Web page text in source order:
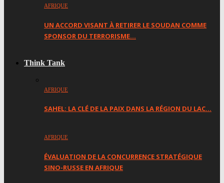
AFRIQUE
UN ACCORD VISANT À RETIRER LE SOUDAN COMME
SPONSOR DU TERRORISME…
Think Tank
AFRIQUE
SAHEL: LA CLÉ DE LA PAIX DANS LA RÉGION DU LAC…
AFRIQUE
ÉVALUATION DE LA CONCURRENCE STRATÉGIQUE
SINO-RUSSE EN AFRIQUE